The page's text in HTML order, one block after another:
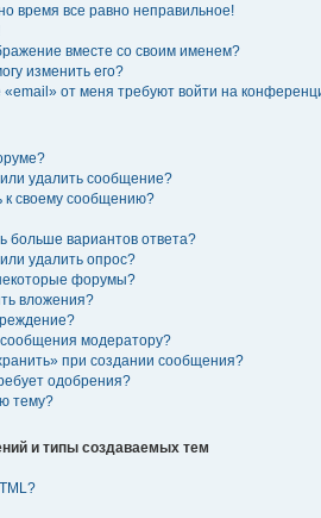
время все равно неправильное!
вместе со своим именем?
изменить его?
«email» от меня требуют войти на
удалить сообщение?
к своему сообщению?
больше вариантов ответа?
удалить опрос?
форумы?
вложения?
модератору?
при создании сообщения?
одобрения?
тему?
и типы создаваемых тем